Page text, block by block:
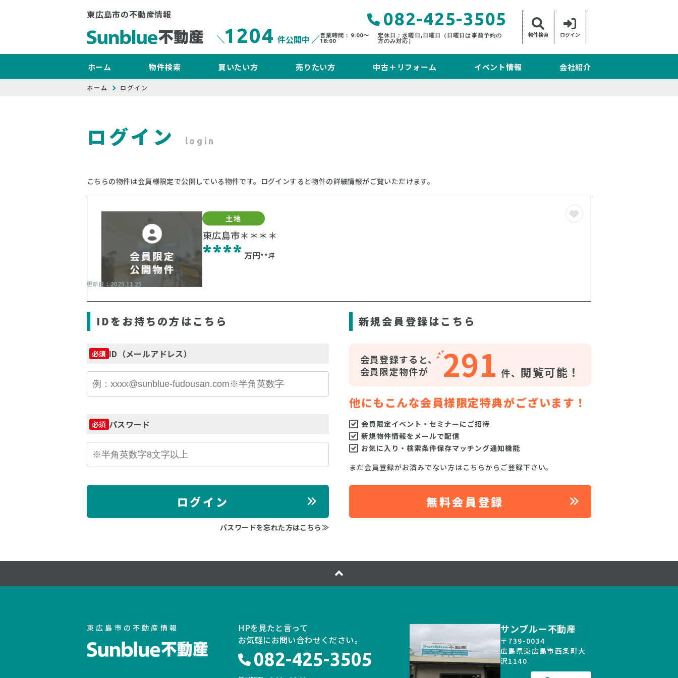
東広島市の不動産情報
1204 件公開中
082-425-3505
営業時間：9:00〜
18:00
定休日：水曜日,日曜日（日曜日は事前予約の
方のみ対応）
物件検索 ログイン
ホーム 物件検索 買いたい方 売りたい方 中古＋リフォーム イベント情報 会社紹介
ホーム ログイン
ログイン login
こちらの物件は会員様限定で公開している物件です。ログインすると物件の詳細情報がご覧いただけます。
土地
東広島市＊＊＊＊
**** 万円**坪
更新日：2025.11.25
IDをお持ちの方はこちら
必須 ID（メールアドレス）
必須 パスワード
ログイン
パスワードを忘れた方はこちら≫
新規会員登録はこちら
会員登録すると、
会員限定物件が
291 件、 閲覧可能！
他にもこんな会員様限定特典がございます！
会員限定イベント・セミナーにご招待
新規物件情報をメールで配信
お気に入り・検索条件保存マッチング通知機能
まだ会員登録がお済みでない方はこちらからご登録下さい。
無料会員登録
東広島市の不動産情報
HPを見たと言って
お気軽にお問い合わせください。
082-425-3505
サンブルー不動産
〒739-0034
広島県東広島市西条町大
沢1140